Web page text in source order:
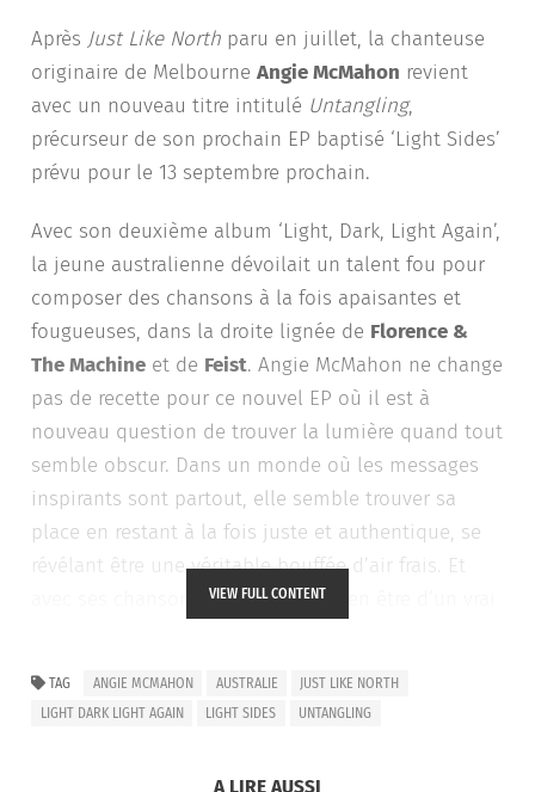
Après Just Like North paru en juillet, la chanteuse
originaire de Melbourne Angie McMahon revient
avec un nouveau titre intitulé Untangling,
précurseur de son prochain EP baptisé ‘Light Sides’
prévu pour le 13 septembre prochain.
Avec son deuxième album ‘Light, Dark, Light Again’,
la jeune australienne dévoilait un talent fou pour
composer des chansons à la fois apaisantes et
fougueuses, dans la droite lignée de Florence &
The Machine et de Feist. Angie McMahon ne change
pas de recette pour ce nouvel EP où il est à
nouveau question de trouver la lumière quand tout
semble obscur. Dans un monde où les messages
inspirants sont partout, elle semble trouver sa
place en restant à la fois juste et authentique, se
révélant être une véritable bouffée d’air frais. Et
avec ses chansons, elle pourrait bien être d’un vrai
Dans son nouveau titreUntangling, elle raconte
ainsi comment elle s’est démêlée d’une personne
VIEW FULL CONTENT
TAG ANGIE MCMAHON AUSTRALIE
JUST LIKE NORTH
LIGHT DARK LIGHT AGAIN
LIGHT SIDES UNTANGLING
A LIRE AUSSI